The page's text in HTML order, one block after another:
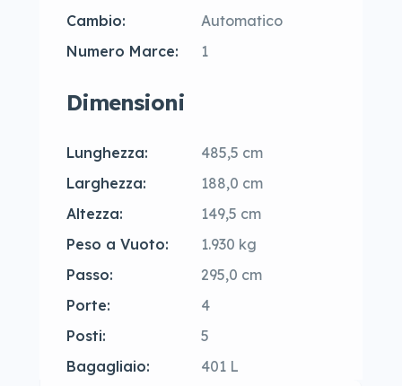
Cambio:
Automatico
Numero Marce:
1
Dimensioni
Lunghezza:
485,5 cm
Larghezza:
188,0 cm
Altezza:
149,5 cm
Peso a Vuoto:
1.930 kg
Passo:
295,0 cm
Porte:
4
Posti:
5
Bagagliaio:
401 L